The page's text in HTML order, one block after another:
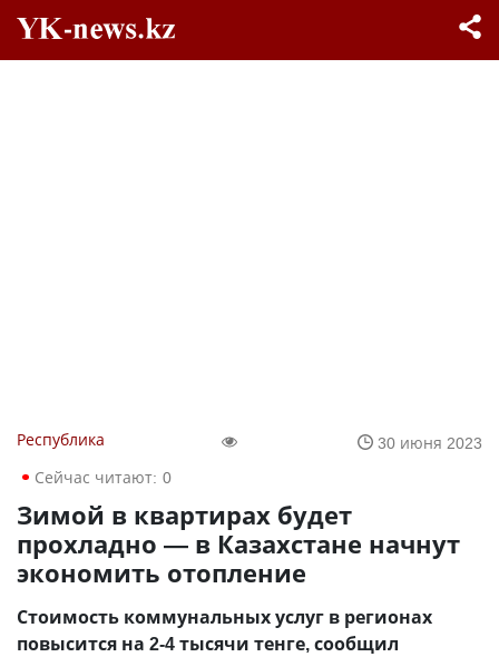
Республика
30 июня 2023
Сейчас читают: 0
Зимой в квартирах будет
прохладно — в Казахстане начнут
экономить отопление
Стоимость коммунальных услуг в регионах
повысится на 2-4 тысячи тенге, сообщил